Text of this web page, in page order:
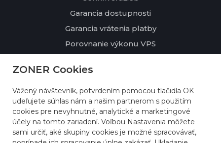
Garancia dostupnosti
Garancia vrátenia platby
Porovnanie výkonu VPS
Kontakty
Profil spoločnosti
Udržateľnosť a životné prostredie
Referencie
ZONER Cookies
Vážený návštevník, potvrdením pomocou tlačidla OK
udeľujete súhlas nám a našim partnerom s použitím
cookies pre nevyhnutné, analytické a marketingové
účely na tomto zariadení. Voľbou Nastavenia môžete
sami určiť, aké skupiny cookies je možné spracovávať,